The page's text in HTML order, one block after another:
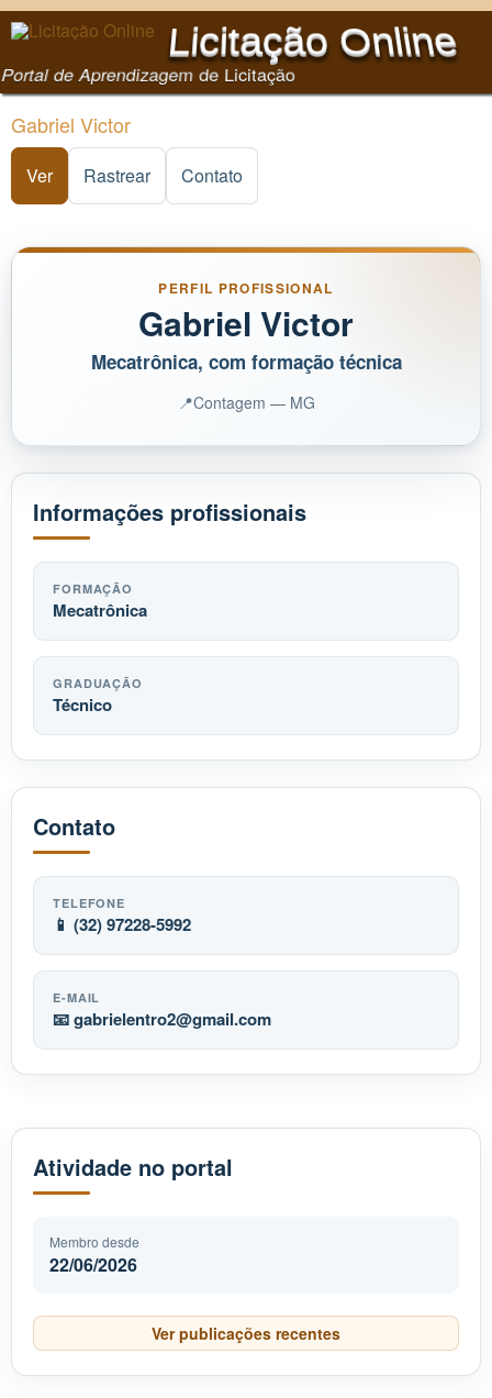
Pular para o conteúdo
principal
Licitação Online
Portal de Aprendizagem de Licitação
Gabriel Victor
Ver(aba ativa)
Rastrear Contato
PERFIL PROFISSIONAL
Gabriel Victor
Mecatrônica, com formação técnica
📍Contagem — MG
Informações profissionais
FORMAÇÃO
Mecatrônica
GRADUAÇÃO
Técnico
Contato
TELEFONE
📱 (32) 97228-5992
E-MAIL
📧gabrielentro2 gmail.com
Atividade no portal
Membro desde
22/06/2026
Ver publicações recentes